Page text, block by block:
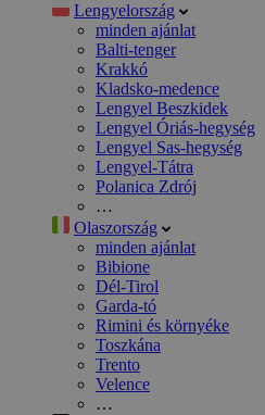
Lengyelország
minden ajánlat
Balti-tenger
Krakkó
Kladsko-medence
Lengyel Beszkidek
Lengyel Óriás-hegység
Lengyel Sas-hegység
Lengyel-Tátra
Polanica Zdrój
…
Olaszország
minden ajánlat
Bibione
Dél-Tirol
Garda-tó
Rimini és környéke
Toszkána
Trento
Velence
…